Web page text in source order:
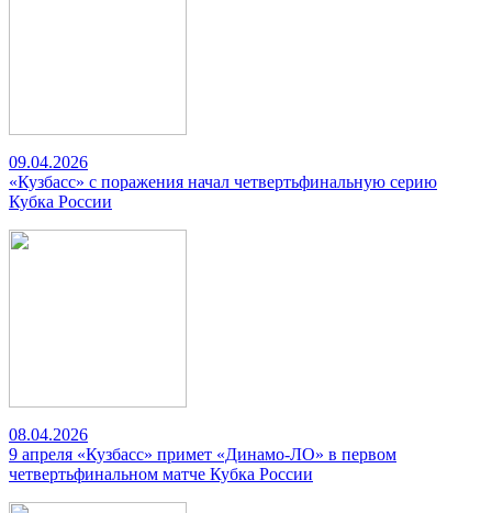
09.04.2026
«Кузбасс» с поражения начал четвертьфинальную серию
Кубка России
08.04.2026
9 апреля «Кузбасс» примет «Динамо-ЛО» в первом
четвертьфинальном матче Кубка России